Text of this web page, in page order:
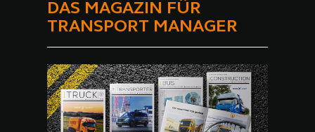
DAS MAGAZIN FÜR
TRANSPORT MANAGER